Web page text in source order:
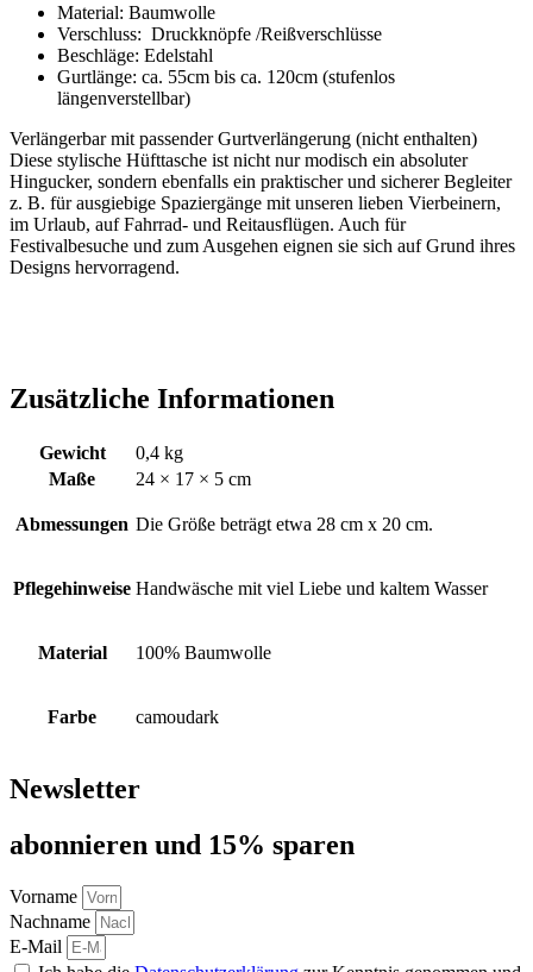
Material: Baumwolle
Verschluss: Druckknöpfe /Reißverschlüsse
Beschläge: Edelstahl
Gurtlänge: ca. 55cm bis ca. 120cm (stufenlos
längenverstellbar)
Verlängerbar mit passender Gurtverlängerung (nicht enthalten)
Diese stylische Hüfttasche ist nicht nur modisch ein absoluter
Hingucker, sondern ebenfalls ein praktischer und sicherer Begleiter
z. B. für ausgiebige Spaziergänge mit unseren lieben Vierbeinern,
im Urlaub, auf Fahrrad- und Reitausflügen. Auch für
Festivalbesuche und zum Ausgehen eignen sie sich auf Grund ihres
Designs hervorragend.
Zusätzliche Informationen
Gewicht
0,4 kg
Maße
24 × 17 × 5 cm
Abmessungen Die Größe beträgt etwa 28 cm x 20 cm.
Pflegehinweise Handwäsche mit viel Liebe und kaltem Wasser
Material 100% Baumwolle
Farbe camoudark
Newsletter
abon­nie­ren und 15% sparen
Vorname
Nachname
E-Mail